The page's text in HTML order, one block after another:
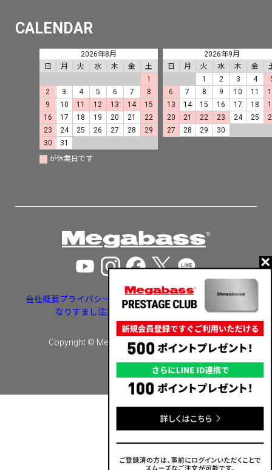
CALENDAR
2026年8月
日
月 火 水 木 金
土
1
2
3 4 5 6 7
8
9
10 11 12 13 14
15
16
17 18 19 20 21
22
23
24 25 26 27 28
29
30
31
2026年9月
日
月 火 水 木 金
1
2 3 4
6
7 8 9 10 11
13
14 15 16 17 18
20
21 22 23 24 25
27
28 29 30
が休業日です
会社概要プライバシーポリシー特定商取引法に基づく表示
なりすまし注文・いたずら注文等への対応
Copyright © Megabass inc. All rights reserved.